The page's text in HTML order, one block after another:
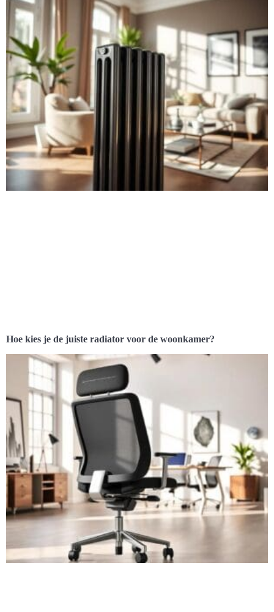
Hoe kies je de juiste radiator voor de woonkamer?